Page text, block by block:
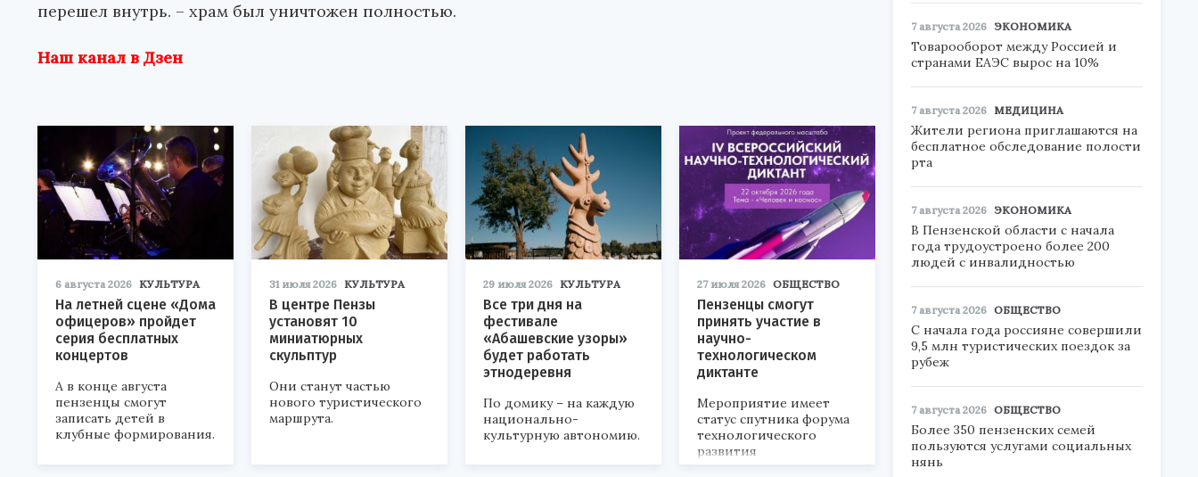
перешел внутрь. – храм был уничтожен полностью.
Наш канал в Дзен
6 августа 2026 КУЛЬТУРА
На летней сцене «Дома
офицеров» пройдет
серия бесплатных
концертов
А в конце августа
пензенцы смогут
записать детей в
клубные формирования.
31 июля 2026 КУЛЬТУРА
В центре Пензы
установят 10
миниатюрных
скульптур
Они станут частью
нового туристического
маршрута.
29 июля 2026 КУЛЬТУРА
Все три дня на
фестивале
«Абашевские узоры»
будет работать
этнодеревня
По домику – на каждую
национально-
культурную автономию.
27 июля 2026 ОБЩЕСТВО
Пензенцы смогут
принять участие в
научно-
технологическом
диктанте
Мероприятие имеет
статус спутника форума
технологического
развития
«Технопром-2026».
7 августа 2026 ЭКОНОМИКА
Товарооборот между Россией и
странами ЕАЭС вырос на 10%
7 августа 2026 МЕДИЦИНА
Жители региона приглашаются на
бесплатное обследование полости
рта
7 августа 2026 ЭКОНОМИКА
В Пензенской области с начала
года трудоустроено более 200
людей с инвалидностью
7 августа 2026 ОБЩЕСТВО
С начала года россияне совершили
9,5 млн туристических поездок за
рубеж
7 августа 2026 ОБЩЕСТВО
Более 350 пензенских семей
пользуются услугами социальных
нянь